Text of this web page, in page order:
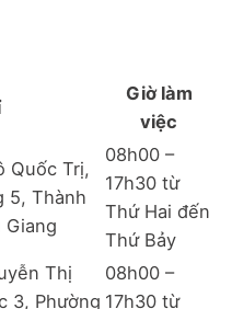
Giờ làm
việc
Quốc Trị,
5, Thành
Giang
08h00 –
17h30 từ
Thứ Hai đến
Thứ Bảy
Thị
3, Phường
08h00 –
17h30 từ